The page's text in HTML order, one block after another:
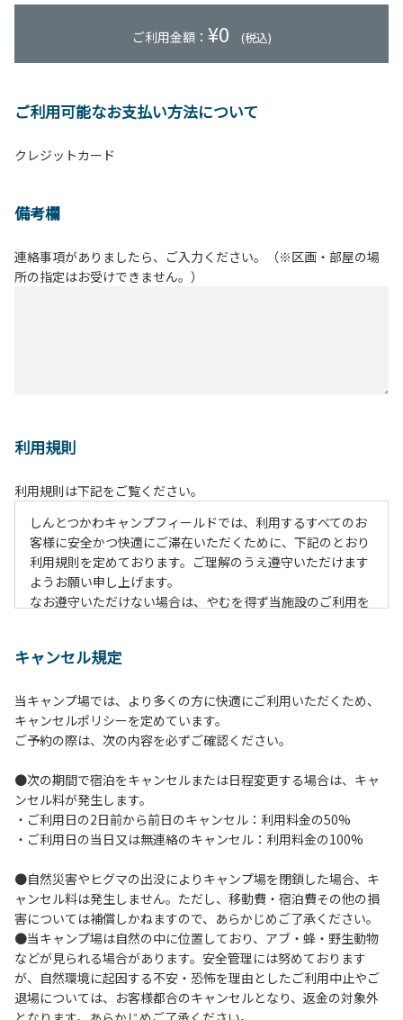
ご利用金額： ¥0 (税込)
ご利用可能なお支払い方法について
クレジットカード
備考欄
連絡事項がありましたら、ご入力ください。（※区画・部屋の場
所の指定はお受けできません。）
利用規則
利用規則は下記をご覧ください。
しんとつかわキャンプフィールドでは、利用するすべてのお
客様に安全かつ快適にご滞在いただくために、下記のとおり
利用規則を定めております。ご理解のうえ遵守いただけます
ようお願い申し上げます。
なお遵守いただけない場合は、やむを得ず当施設のご利用を
【ご利用上の注意事項ならびに禁止事項】
２.安全管理上、お子様の単独での行動はご遠慮ください。
３.調度品などの持ち出しはしないでください。
４.午後10時以降の花火の使用は禁止です。
使用、夜間の大声での談笑等）や他人に嫌悪感を与えるよう
な行為はお止めください。
６.芝生や地面での直火による焚き火、BBQ、キャンプファ
イヤーは禁止します。
台の利用後は炭の鎮火の確認をお願いいたします。
８.バンガローの芝生にはテントは張らないでください。（タ
ープは１つまで可）
９.各自で出されましたゴミは全てお持ち帰りください。（使
用済みの炭は専用の捨て場に捨てられます。）
10.施設内および駐車場などで起きた金品等の盗難、ご利用
者間でのトラブルで生じた損害に対しては、一切の責任を負
キャンセル規定
当キャンプ場では、より多くの方に快適にご利用いただくため、
キャンセルポリシーを定めています。
ご予約の際は、次の内容を必ずご確認ください。
●次の期間で宿泊をキャンセルまたは日程変更する場合は、キャ
ンセル料が発生します。
・ご利用日の2日前から前日のキャンセル：利用料金の50%
・ご利用日の当日又は無連絡のキャンセル：利用料金の100%
●自然災害やヒグマの出没によりキャンプ場を閉鎖した場合、キ
ャンセル料は発生しません。ただし、移動費・宿泊費その他の損
害については補償しかねますので、あらかじめご了承ください。
●当キャンプ場は自然の中に位置しており、アブ・蜂・野生動物
などが見られる場合があります。安全管理には努めております
が、自然環境に起因する不安・恐怖を理由としたご利用中止やご
退場については、お客様都合のキャンセルとなり、返金の対象外